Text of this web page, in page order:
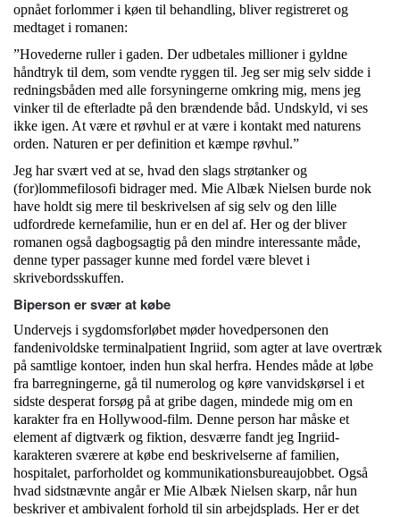
opnået forlommer i køen til behandling, bliver registreret og
medtaget i romanen:
”Hovederne ruller i gaden. Der udbetales millioner i gyldne
håndtryk til dem, som vendte ryggen til. Jeg ser mig selv sidde i
redningsbåden med alle forsyningerne omkring mig, mens jeg
vinker til de efterladte på den brændende båd. Undskyld, vi ses
ikke igen. At være et røvhul er at være i kontakt med naturens
orden. Naturen er per definition et kæmpe røvhul.”
Jeg har svært ved at se, hvad den slags strøtanker og
(for)lommefilosofi bidrager med. Mie Albæk Nielsen burde nok
have holdt sig mere til beskrivelsen af sig selv og den lille
udfordrede kernefamilie, hun er en del af. Her og der bliver
romanen også dagbogsagtig på den mindre interessante måde,
denne typer passager kunne med fordel være blevet i
skrivebordsskuffen.
Biperson er svær at købe
Undervejs i sygdomsforløbet møder hovedpersonen den
fandenivoldske terminalpatient Ingriid, som agter at lave overtræk
på samtlige kontoer, inden hun skal herfra. Hendes måde at løbe
fra barregningerne, gå til numerolog og køre vanvidskørsel i et
sidste desperat forsøg på at gribe dagen, mindede mig om en
karakter fra en Hollywood-film. Denne person har måske et
element af digtværk og fiktion, desværre fandt jeg Ingriid-
karakteren sværere at købe end beskrivelserne af familien,
hospitalet, parforholdet og kommunikationsbureaujobbet. Også
hvad sidstnævnte angår er Mie Albæk Nielsen skarp, når hun
beskriver et ambivalent forhold til sin arbejdsplads. Her er det